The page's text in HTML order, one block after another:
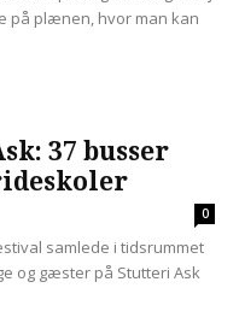
på plænen, hvor man kan
37 busser
0
samlede i tidsrummet
og gæster på Stutteri Ask